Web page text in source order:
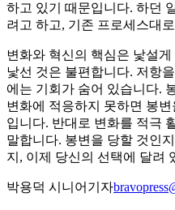
하고 있기 때문입니다. 하던
려고 하고, 기존 프로세스대
변화와 혁신의 핵심은 낯설
낯선 것은 불편합니다. 저항
에는 기회가 숨어 있습니다.
변화에 적응하지 못하면 봉
입니다. 반대로 변화를 적극
말합니다. 봉변을 당할 것인
지, 이제 당신의 선택에 달려
박용덕 시니어기자